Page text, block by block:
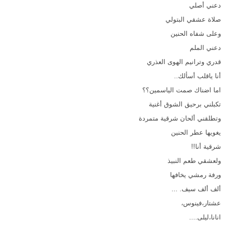
دعني أصلي
صلاة عشقي البتولي
وعلى شفاه الحنين
دعني الملم
قدري وترانيم الهوى العذري
أنا ياقلب أسألك..
اما اضناك صمت الياسمين؟؟
تكبلني برحيق الشوق أغنية
وتطلقني ألحان شرقية متمردة
يغويها عطر الحنين
شرقية أنا!!
ولعشقي طعم النبيذ
ورفة رمشي يخافها
ألف ألف سيف. ...
عشتار،فينوس،
انانا،ليلى....